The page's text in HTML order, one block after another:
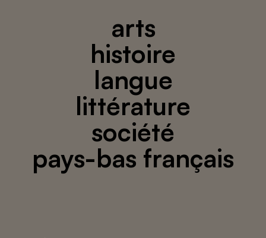
arts
histoire
langue
littérature
société
pays-bas français